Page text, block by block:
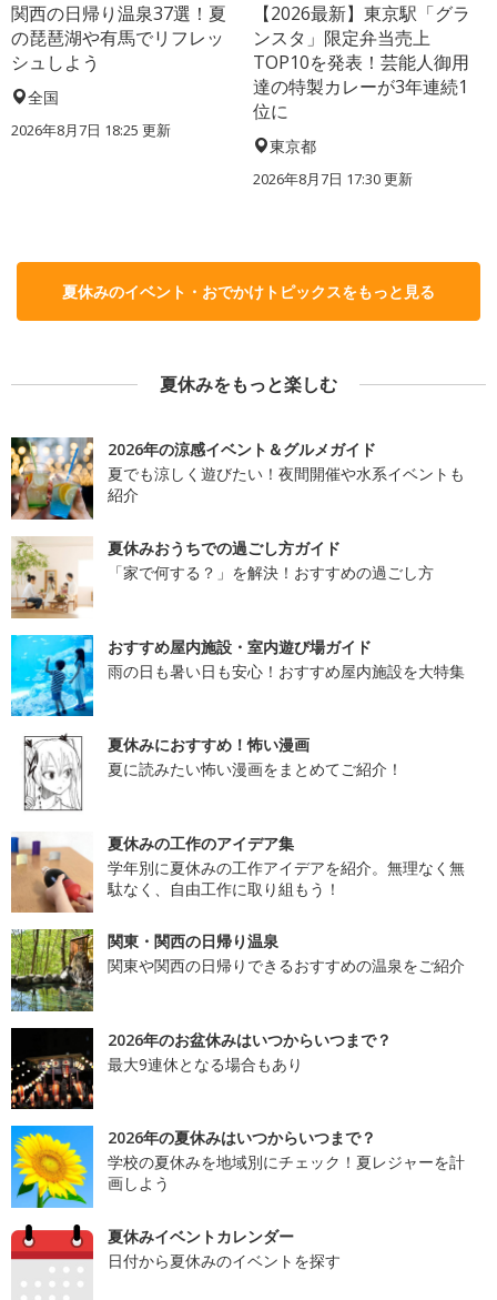
関西の日帰り温泉37選！夏
の琵琶湖や有馬でリフレッ
シュしよう
全国
2026年8月7日 18:25 更新
【2026最新】東京駅「グラ
ンスタ」限定弁当売上
TOP10を発表！芸能人御用
達の特製カレーが3年連続1
位に
東京都
2026年8月7日 17:30更新
夏休みのイベント・おでかけトピックスをもっと見る
夏休みをもっと楽しむ
2026年の涼感イベント＆グルメガイド
夏でも涼しく遊びたい！夜間開催や水系イベントも
紹介
夏休みおうちでの過ごし方ガイド
「家で何する？」を解決！おすすめの過ごし方
おすすめ屋内施設・室内遊び場ガイド
雨の日も暑い日も安心！おすすめ屋内施設を大特集
夏休みにおすすめ！怖い漫画
夏に読みたい怖い漫画をまとめてご紹介！
夏休みの工作のアイデア集
学年別に夏休みの工作アイデアを紹介。無理なく無
駄なく、自由工作に取り組もう！
関東・関西の日帰り温泉
関東や関西の日帰りできるおすすめの温泉をご紹介
2026年のお盆休みはいつからいつまで？
最大9連休となる場合もあり
2026年の夏休みはいつからいつまで？
学校の夏休みを地域別にチェック！夏レジャーを計
画しよう
夏休みイベントカレンダー
日付から夏休みのイベントを探す